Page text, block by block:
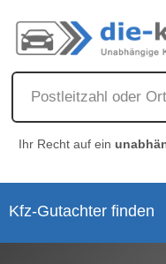
Ihr Recht auf ein
Kfz-Gutachter finden